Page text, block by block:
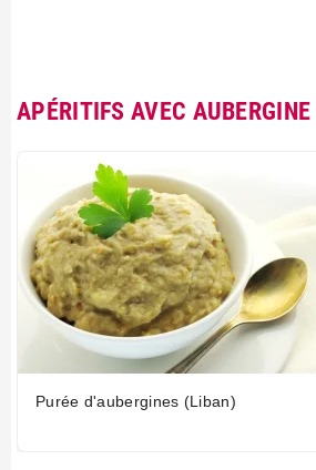
APÉRITIFS AVEC AUBERGINE
Purée d'aubergines (Liban)